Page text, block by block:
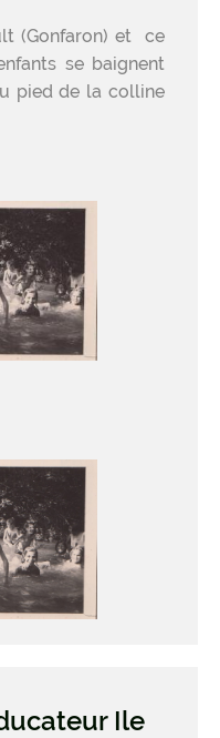
(Gonfaron) et ce
se baignent
pied de la colline
Ile